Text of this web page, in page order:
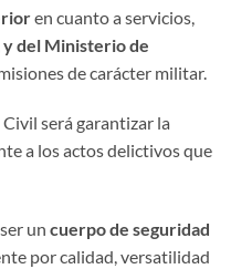
en cuanto a servicios,
y del Ministerio de
de carácter militar.
será garantizar la
a los actos delictivos que
un cuerpo de seguridad
por calidad, versatilidad